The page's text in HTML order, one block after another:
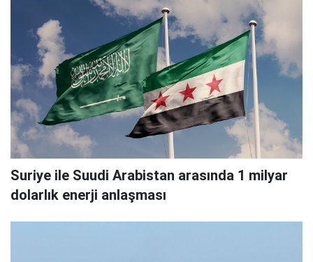
Suriye ile Suudi Arabistan arasında 1 milyar
dolarlık enerji anlaşması